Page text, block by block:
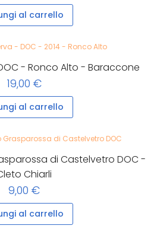
al carrello
- Ronco Alto - Baraccone
19,00 €
al carrello
di Castelvetro DOC -
Chiarli
9,00 €
al carrello